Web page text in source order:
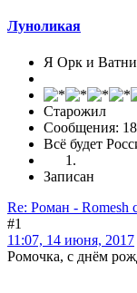
Луноликая
Я Орк и
Старожил
Сообщения:
Всё будет
Записан
Re: Роман - Romesh
#1
11:07, 14 июня, 2017
Ромочка, с днём